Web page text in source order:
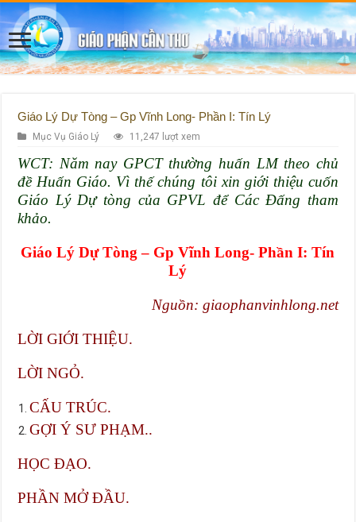
Giáo Lý Dự Tòng – Gp Vĩnh Long- Phần I: Tín Lý
Mục Vụ Giáo Lý 11,247 lượt xem
WCT: Năm nay GPCT thường huấn LM theo chủ
đề Huấn Giáo. Vì thế chúng tôi xin giới thiệu cuốn
Giáo Lý Dự tòng của GPVL để Các Đấng tham
khảo.
Giáo Lý Dự Tòng – Gp Vĩnh Long- Phần I: Tín
Lý
Nguồn: giaophanvinhlong.net
LỜI GIỚI THIỆU.
LỜI NGỎ.
CẤU TRÚC.
GỢI Ý SƯ PHẠM..
HỌC ĐẠO.
PHẦN MỞ ĐẦU.